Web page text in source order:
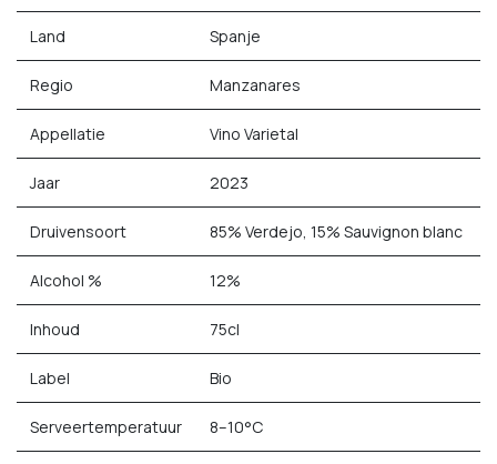
Land Spanje
Regio Manzanares
Appellatie Vino Varietal
Jaar 2023
Druivensoort 85% Verdejo, 15% Sauvignon blanc
Alcohol % 12%
Inhoud 75cl
Label Bio
Serveertemperatuur 8–10°C